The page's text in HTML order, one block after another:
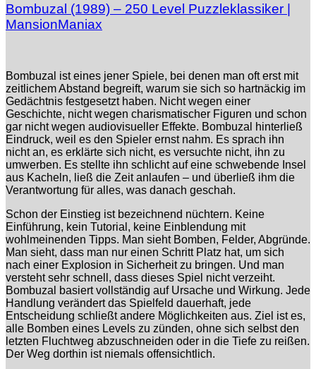
Bombuzal (1989) – 250 Level Puzzleklassiker |
MansionManiax
Bombuzal ist eines jener Spiele, bei denen man oft erst mit
zeitlichem Abstand begreift, warum sie sich so hartnäckig im
Gedächtnis festgesetzt haben. Nicht wegen einer
Geschichte, nicht wegen charismatischer Figuren und schon
gar nicht wegen audiovisueller Effekte. Bombuzal hinterließ
Eindruck, weil es den Spieler ernst nahm. Es sprach ihn
nicht an, es erklärte sich nicht, es versuchte nicht, ihn zu
umwerben. Es stellte ihn schlicht auf eine schwebende Insel
aus Kacheln, ließ die Zeit anlaufen – und überließ ihm die
Verantwortung für alles, was danach geschah.
Schon der Einstieg ist bezeichnend nüchtern. Keine
Einführung, kein Tutorial, keine Einblendung mit
wohlmeinenden Tipps. Man sieht Bomben, Felder, Abgründe.
Man sieht, dass man nur einen Schritt Platz hat, um sich
nach einer Explosion in Sicherheit zu bringen. Und man
versteht sehr schnell, dass dieses Spiel nicht verzeiht.
Bombuzal basiert vollständig auf Ursache und Wirkung. Jede
Handlung verändert das Spielfeld dauerhaft, jede
Entscheidung schließt andere Möglichkeiten aus. Ziel ist es,
alle Bomben eines Levels zu zünden, ohne sich selbst den
letzten Fluchtweg abzuschneiden oder in die Tiefe zu reißen.
Der Weg dorthin ist niemals offensichtlich.